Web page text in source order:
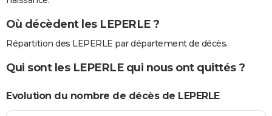
Où décèdent les LEPERLE ?
Répartition des LEPERLE par département de décès.
Qui sont les LEPERLE qui nous ont quittés ?
Evolution du nombre de décès de LEPERLE